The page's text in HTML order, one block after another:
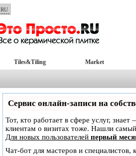
RU
Tiles&Tiling Market
Сервис онлайн-записи на
Тот, кто работает в сфере услуг,
клиентам о визитах тоже. Нашли
Для новых пользователей первый
Чат-бот для мастеров и специалистов,